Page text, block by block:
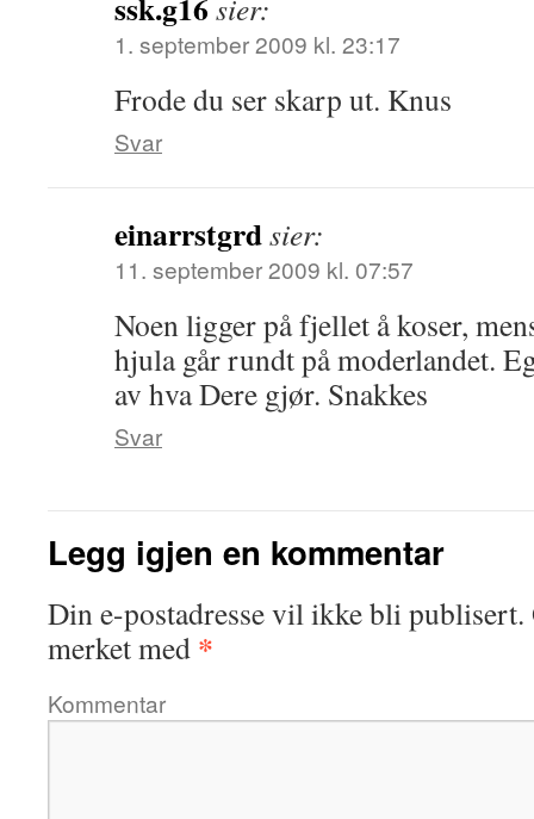
sier:
1. september 2009 kl. 23:17
Frode du ser skarp ut. Knus
Svar
einarrstgrdsier:
11. september 2009 kl. 07:57
Noen ligger på fjellet å koser,
hjula går rundt på moderlandet.
av hva Dere gjør. Snakkes
Svar
Legg igjen en kommentar
Din e-postadresse vil ikke bli publisert.
merket med *
Kommentar